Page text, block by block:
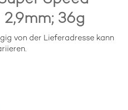
2,9mm; 36g
von der Lieferadresse kann